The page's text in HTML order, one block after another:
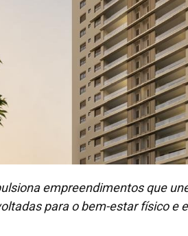
empreendimentos que
para o bem-estar físico e